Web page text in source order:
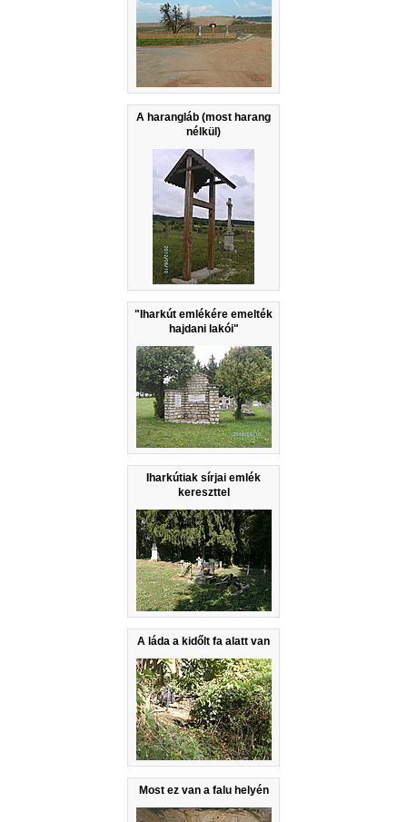
A harangláb (most harang
nélkül)
"Iharkút emlékére emelték
hajdani lakói"
Iharkútiak sírjai emlék
kereszttel
A láda a kidőlt fa alatt van
Most ez van a falu helyén